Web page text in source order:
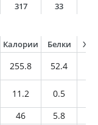
317 33
Калории Белки
255.8 52.4
11.2 0.5
46 5.8